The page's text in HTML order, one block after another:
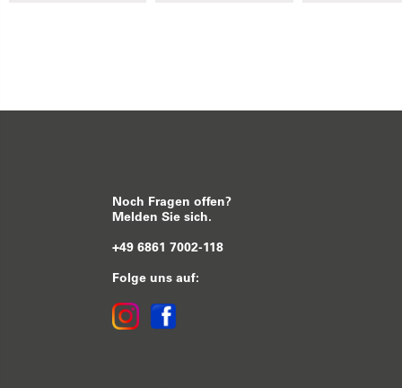
Noch Fragen offen?
Melden Sie sich.
+49 6861 7002-118
Folge uns auf: